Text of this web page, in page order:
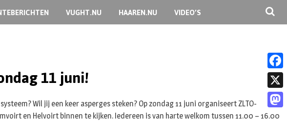
VUGHT.NU HAAREN.NU VIDEO’S
11 juni!
Wil jij een keer asperges steken? Op zondag 11 juni organiseert ZLTO-
en Helvoirt binnen te kijken. Iedereen is van harte welkom tussen 11.00 – 16.00
F
a
c
X
M